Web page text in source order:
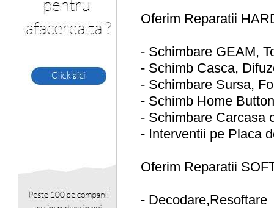
Oferim Reparatii
- Schimbare GEAM,
- Schimb Casca,
- Schimbare Sursa,
- Schimb Home
- Schimbare Carcasa
- Interventii pe Placa
Oferim Reparatii
- Decodare,Resoftare